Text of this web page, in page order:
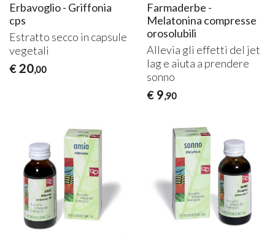
Erbavoglio - Griffonia
cps
Estratto secco in capsule
vegetali
€ 20,00
Farmaderbe -
Melatonina compresse
orosolubili
Allevia gli effetti del jet
lag e aiuta a prendere
sonno
€ 9,90